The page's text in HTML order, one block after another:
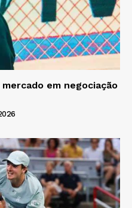
em negociação